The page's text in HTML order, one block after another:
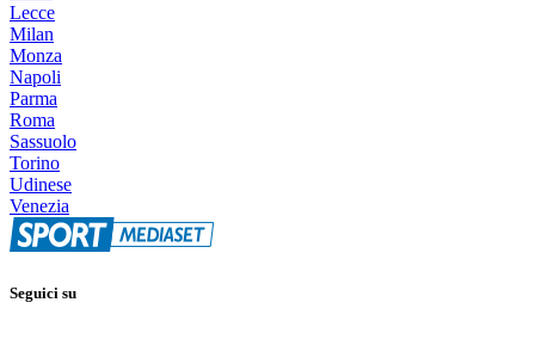
Lecce
Milan
Monza
Napoli
Parma
Roma
Sassuolo
Torino
Udinese
Venezia
Seguici su